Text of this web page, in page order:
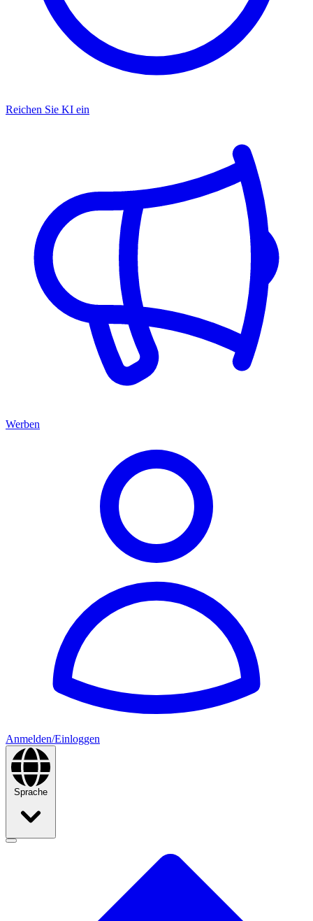
Reichen Sie KI ein
Werben
Anmelden/Einloggen
Sprache